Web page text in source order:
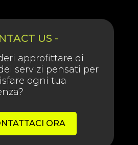
US -
approfittare di
servizi pensati per
ogni tua
ORA